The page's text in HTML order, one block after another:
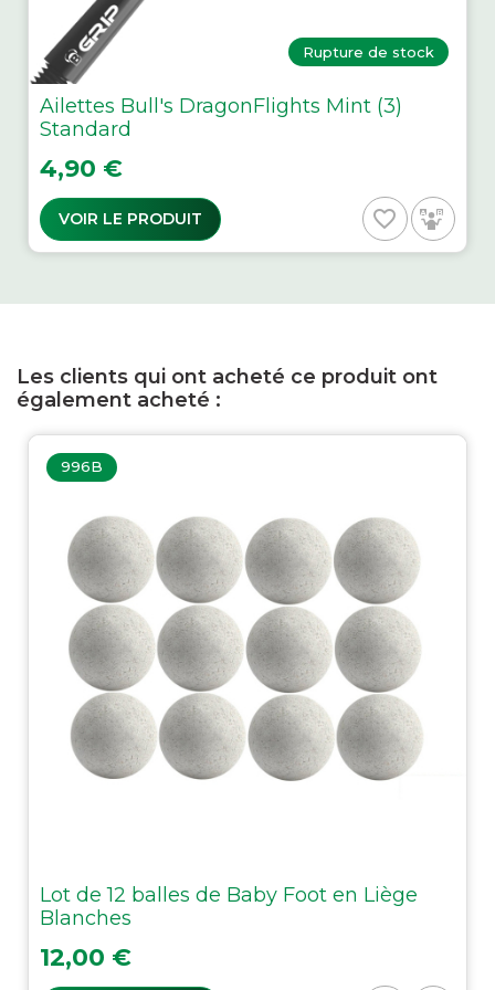
Rupture de stock
Ailettes Bull's DragonFlights Mint (3)
Standard
Prix
4,90 €
VOIR LE PRODUIT favorite_border
Les clients qui ont acheté ce produit ont
également acheté :
996B
Lot de 12 balles de Baby Foot en Liège
Blanches
Prix
12,00 €